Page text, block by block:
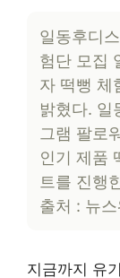
일동후디
험단 모집
자 떡뻥 체
밝혔다. 일
그램 팔로
인기 제품
트를 진행
출처 : 뉴스
지금까지 유